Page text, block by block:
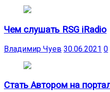
Чем слушать RSG iRadio
Владимир Чуев 30.06.2021 0
Стать Автором на